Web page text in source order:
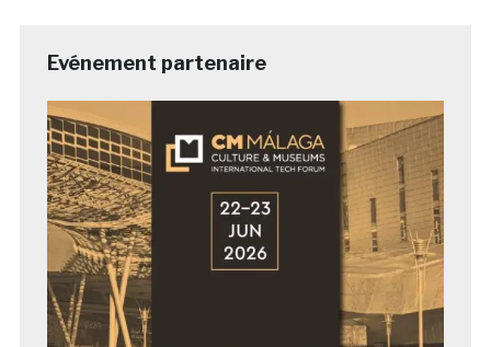
Evénement partenaire